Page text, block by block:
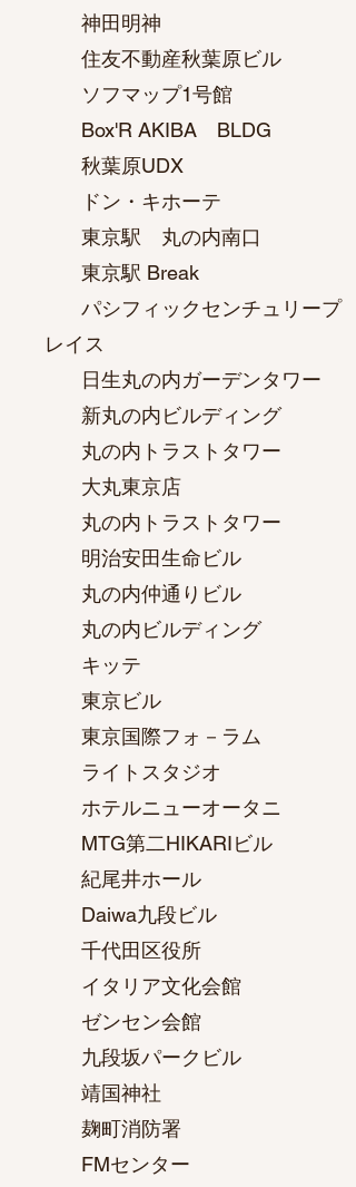
神田明神
住友不動産秋葉原ビル
ソフマップ1号館
Box'R AKIBA BLDG
秋葉原UDX
ドン・キホーテ
東京駅 丸の内南口
東京駅 Break
パシフィックセンチュリープ
レイス
日生丸の内ガーデンタワー
新丸の内ビルディング
丸の内トラストタワー
大丸東京店
丸の内トラストタワー
明治安田生命ビル
丸の内仲通りビル
丸の内ビルディング
キッテ
東京ビル
東京国際フォ－ラム
ライトスタジオ
ホテルニューオータニ
MTG第二HIKARIビル
紀尾井ホール
Daiwa九段ビル
千代田区役所
イタリア文化会館
ゼンセン会館
九段坂パークビル
靖国神社
麹町消防署
FMセンター